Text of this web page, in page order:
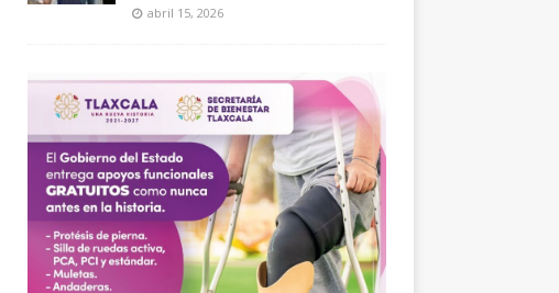
abril 15, 2026